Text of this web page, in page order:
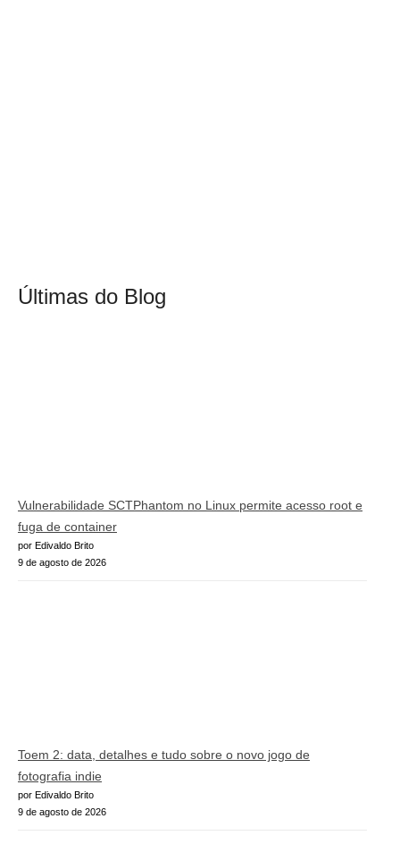
Últimas do Blog
Vulnerabilidade SCTPhantom no Linux permite acesso root e
fuga de container
por Edivaldo Brito
9 de agosto de 2026
Toem 2: data, detalhes e tudo sobre o novo jogo de
fotografia indie
por Edivaldo Brito
9 de agosto de 2026